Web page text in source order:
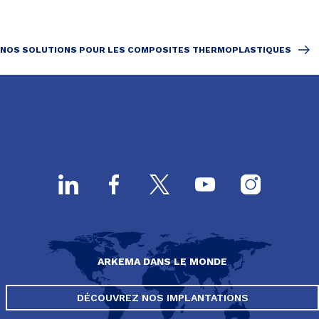
NOS SOLUTIONS POUR LES COMPOSITES THERMOPLASTIQUES
ARKEMA DANS LE MONDE
DÉCOUVREZ NOS IMPLANTATIONS